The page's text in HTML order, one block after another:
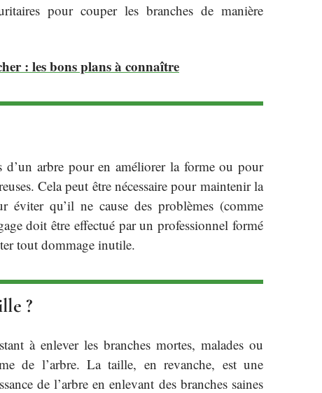
pour couper les branches de manière
: les bons plans à connaître
d’un arbre pour en améliorer la forme ou pour
Cela peut être nécessaire pour maintenir la
qu’il ne cause des problèmes (comme
doit être effectué par un professionnel formé
tout dommage inutile.
?
à enlever les branches mortes, malades ou
de l’arbre. La taille, en revanche, est une
de l’arbre en enlevant des branches saines